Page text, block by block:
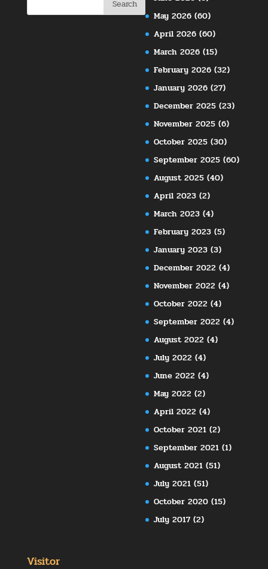
May 2026 (60)
April 2026 (60)
March 2026 (15)
February 2026 (32)
January 2026 (27)
December 2025 (23)
November 2025 (6)
October 2025 (30)
September 2025 (60)
August 2025 (40)
April 2023 (2)
March 2023 (4)
February 2023 (5)
January 2023 (3)
December 2022 (4)
November 2022 (4)
October 2022 (4)
September 2022 (4)
August 2022 (4)
July 2022 (4)
June 2022 (4)
May 2022 (2)
April 2022 (4)
October 2021 (2)
September 2021 (1)
August 2021 (51)
July 2021 (51)
October 2020 (15)
July 2017 (2)
Visitor